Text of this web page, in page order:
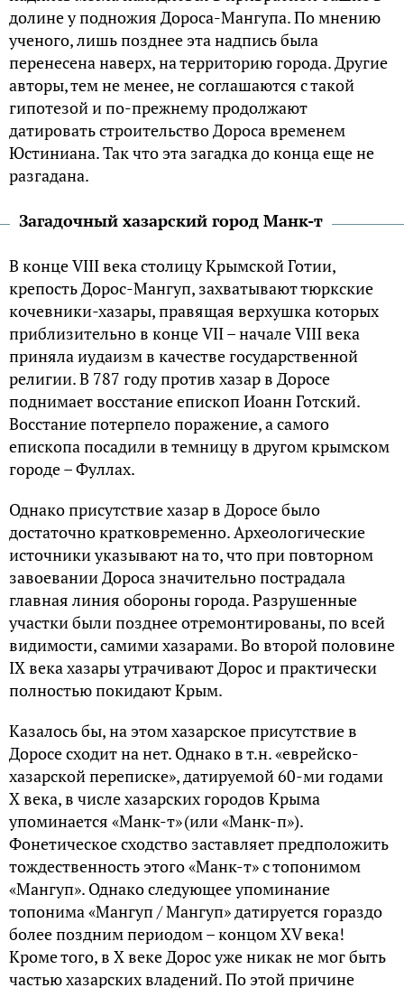
долине у подножия Дороса-Мангупа. По мнению
ученого, лишь позднее эта надпись была
перенесена наверх, на территорию города. Другие
авторы, тем не менее, не соглашаются с такой
гипотезой и по-прежнему продолжают
датировать строительство Дороса временем
Юстиниана. Так что эта загадка до конца еще не
разгадана.
Загадочный хазарский город Манк-т
В конце VIII века столицу Крымской Готии,
крепость Дорос-Мангуп, захватывают тюркские
кочевники-хазары, правящая верхушка которых
приблизительно в конце VII – начале VIII века
приняла иудаизм в качестве государственной
религии. В 787 году против хазар в Доросе
поднимает восстание епископ Иоанн Готский.
Восстание потерпело поражение, а самого
епископа посадили в темницу в другом крымском
городе – Фуллах.
Однако присутствие хазар в Доросе было
достаточно кратковременно. Археологические
источники указывают на то, что при повторном
завоевании Дороса значительно пострадала
главная линия обороны города. Разрушенные
участки были позднее отремонтированы, по всей
видимости, самими хазарами. Во второй половине
IX века хазары утрачивают Дорос и практически
полностью покидают Крым.
Казалось бы, на этом хазарское присутствие в
Доросе сходит на нет. Однако в т.н. «еврейско-
хазарской переписке», датируемой 60-ми годами
Х века, в числе хазарских городов Крыма
упоминается «Манк-т» (или «Манк-п»).
Фонетическое сходство заставляет предположить
тождественность этого «Манк-т» с топонимом
«Мангуп». Однако следующее упоминание
топонима «Мангуп / Мангуп» датируется гораздо
более поздним периодом – концом XV века!
Кроме того, в Х веке Дорос уже никак не мог быть
частью хазарских владений. По этой причине